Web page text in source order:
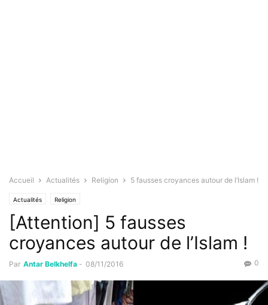
Accueil Actualités Religion 5 fausses croyances autour de l’Islam !
Actualités Religion
[Attention] 5 fausses
croyances autour de l’Islam !
Par Antar Belkhelfa - 08/11/2016 0